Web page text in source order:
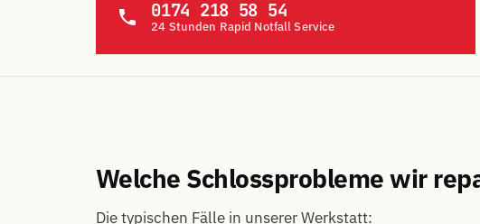
0174 218 58 54
24 Stunden Rapid Notfall Service
Welche Schlossprobleme wir
Die typischen Fälle in unserer Werkstatt: